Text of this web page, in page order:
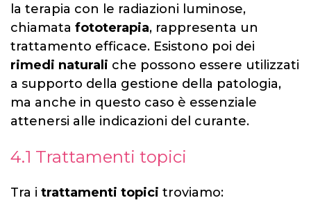
la terapia con le radiazioni luminose,
chiamata fototerapia, rappresenta un
trattamento efficace. Esistono poi dei
rimedi naturali che possono essere utilizzati
a supporto della gestione della patologia,
ma anche in questo caso è essenziale
attenersi alle indicazioni del curante.
4.1 Trattamenti topici
Tra i trattamenti topici troviamo: